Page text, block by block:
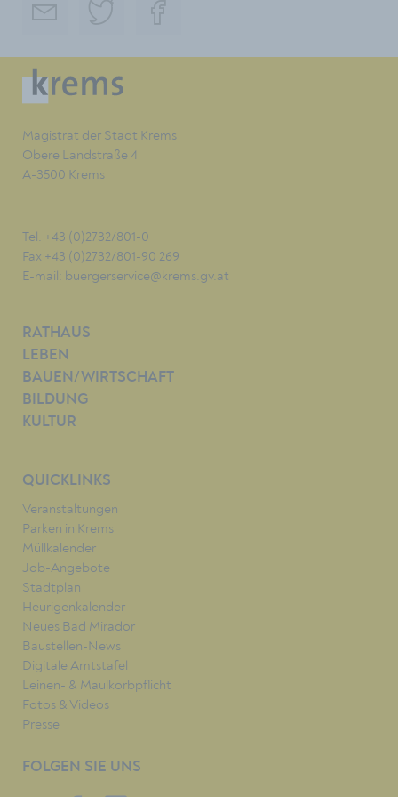
Magistrat der Stadt Krems
Obere Landstraße 4
A-3500 Krems
Tel. +43 (0)2732/801-0
Fax +43 (0)2732/801-90 269
E-mail: buergerservice@krems.gv.at
RATHAUS
LEBEN
BAUEN/WIRTSCHAFT
BILDUNG
KULTUR
QUICKLINKS
Veranstaltungen
Parken in Krems
Müllkalender
Job-Angebote
Stadtplan
Heurigenkalender
Neues Bad Mirador
Baustellen-News
Digitale Amtstafel
Leinen- & Maulkorbpflicht
Fotos & Videos
Presse
FOLGEN SIE UNS